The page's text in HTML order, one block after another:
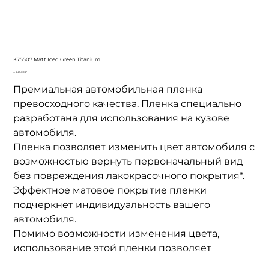
K75507 Matt Iced Green Titanium
Цена
4 445,00 ₽
Премиальная автомобильная пленка
превосходного качества. Пленка специально
разработана для использования на кузове
автомобиля.
Пленка позволяет изменить цвет автомобиля с
возможностью вернуть первоначальный вид
без повреждения лакокрасочного покрытия*.
Эффектное матовое покрытие пленки
подчеркнет индивидуальность вашего
автомобиля.
Помимо возможности изменения цвета,
использование этой пленки позволяет